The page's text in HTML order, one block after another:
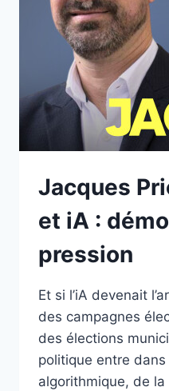
HUMAIN
?
–
HAFFIDE
Jacques
et iA :
pression
Et si l’iA devenait
des campagnes
des élections
politique entre dans
algorithmique, de la